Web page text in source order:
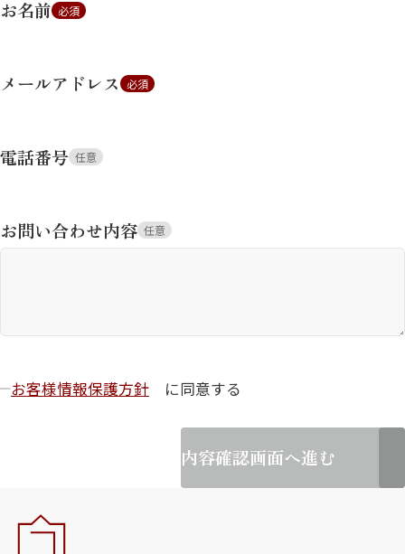
お名前 必須
メールアドレス 必須
電話番号 任意
お問い合わせ内容 任意
お客様情報保護方針 に同意する
内容確認画面へ進む